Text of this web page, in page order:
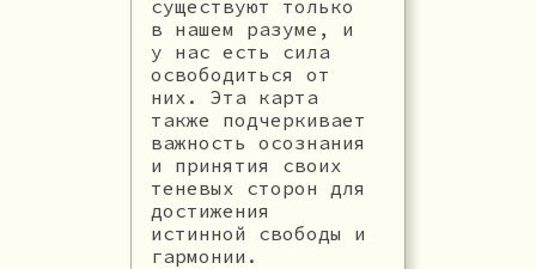
существуют только
в нашем разуме, и
у нас есть сила
освободиться от
них. Эта карта
также подчеркивает
важность осознания
и принятия своих
теневых сторон для
достижения
истинной свободы и
гармонии.